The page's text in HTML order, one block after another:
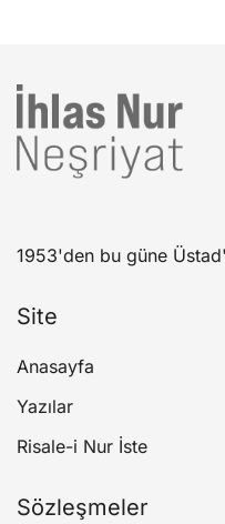
1953'den bu güne
Site
Anasayfa
Yazılar
Risale-i Nur İste
Sözleşmeler